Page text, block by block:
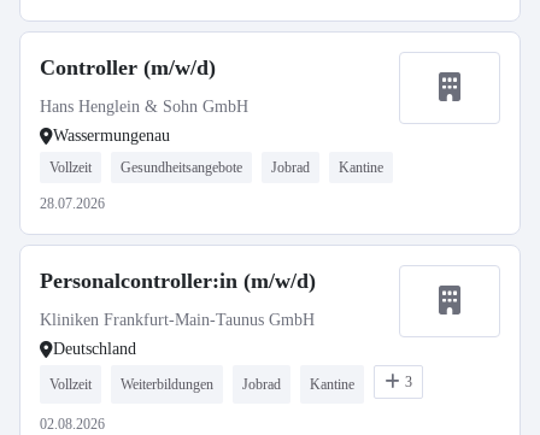
Controller (m/w/d)
Hans Henglein & Sohn GmbH
Wassermungenau
Vollzeit Gesundheitsangebote Jobrad Kantine
28.07.2026
Personalcontroller:in (m/w/d)
Kliniken Frankfurt-Main-Taunus GmbH
Deutschland
Vollzeit Weiterbildungen Jobrad Kantine 3
02.08.2026